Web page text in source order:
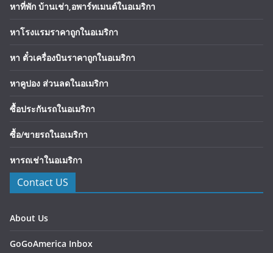
หาที่พัก บ้านเช่า,อพาร์ทเมนต์ในอเมริกา
หาโรงแรมราคาถูกในอเมริกา
หา ตั๋วเครื่องบินราคาถูกในอเมริกา
หาคูปอง ส่วนลดในอเมริกา
ซื้อประกันรถในอเมริกา
ซื้อ/ขายรถในอเมริกา
หารถเช่าในอเมริกา
Contact US
About Us
GoGoAmerica Inbox